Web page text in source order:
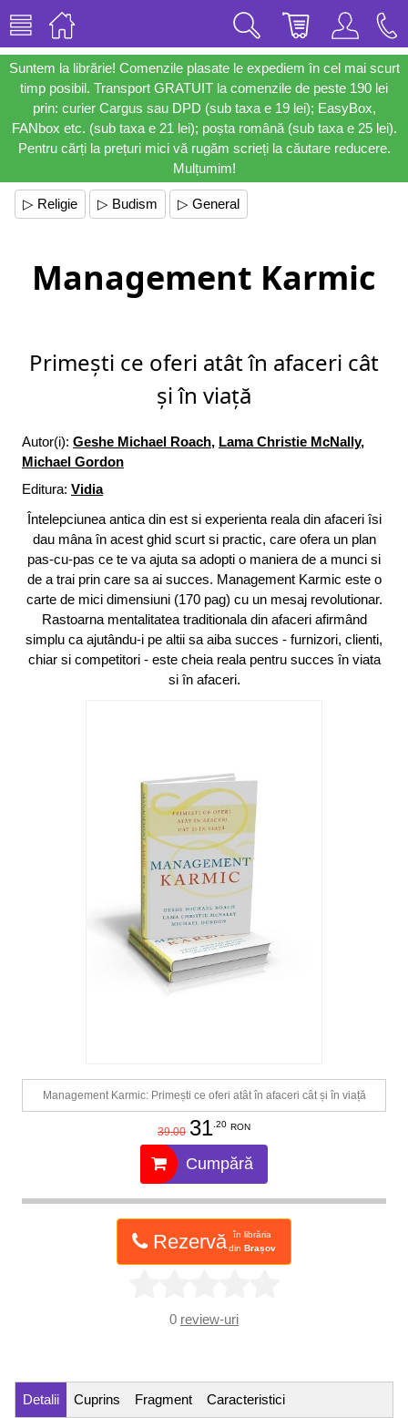
Suntem la librărie! Comenzile plasate le expediem în cel mai scurt
timp posibil. Transport GRATUIT la comenzile de peste 190 lei
prin: curier Cargus sau DPD (sub taxa e 19 lei); EasyBox,
FANbox etc. (sub taxa e 21 lei); poșta română (sub taxa e 25 lei).
Pentru cărți la prețuri mici vă rugăm scrieți la căutare reducere.
Mulțumim!
▷ Religie ▷ Budism ▷ General
Management Karmic
Primești ce oferi atât în afaceri cât
și în viață
Autor(i): Geshe Michael Roach, Lama Christie McNally,
Michael Gordon
Editura: Vidia
Întelepciunea antica din est si experienta reala din afaceri îsi
dau mâna în acest ghid scurt si practic, care ofera un plan
pas-cu-pas ce te va ajuta sa adopti o maniera de a munci si
de a trai prin care sa ai succes. Management Karmic este o
carte de mici dimensiuni (170 pag) cu un mesaj revolutionar.
Rastoarna mentalitatea traditionala din afaceri afirmând
simplu ca ajutându-i pe altii sa aiba succes - furnizori, clienti,
chiar si competitori - este cheia reala pentru succes în viata
si în afaceri.
Management Karmic: Primești ce oferi atât în afaceri cât și în viață
39.00 31.20 RON
Cumpără
Rezervă
în librăria
din Brașov
0 review-uri
Detalii Cuprins Fragment Caracteristici